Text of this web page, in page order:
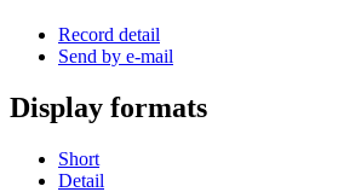
Record detail
Send by e-mail
Display formats
Short
Detail